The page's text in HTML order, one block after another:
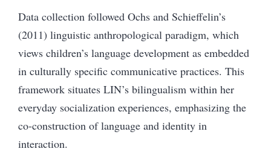
Data collection followed Ochs and Schieffelin’s
(2011) linguistic anthropological paradigm, which
views children’s language development as embedded
in culturally specific communicative practices. This
framework situates LIN’s bilingualism within her
everyday socialization experiences, emphasizing the
co-construction of language and identity in
interaction.